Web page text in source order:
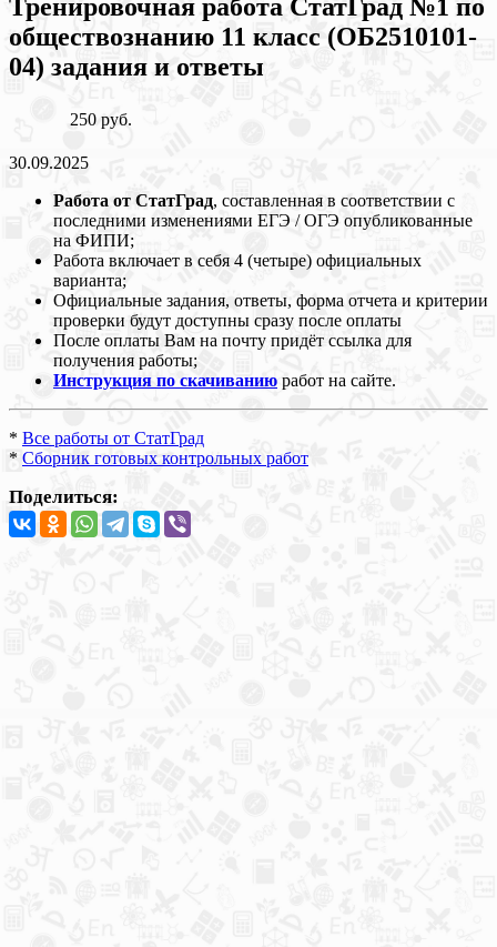
Тренировочная работа СтатГрад №1 по
обществознанию 11 класс (ОБ2510101-
04) задания и ответы
250 руб.
30.09.2025
Работа от СтатГрад, составленная в соответствии с
последними изменениями ЕГЭ / ОГЭ опубликованные
на ФИПИ;
Работа включает в себя 4 (четыре) официальных
варианта;
Официальные задания, ответы, форма отчета и критерии
проверки будут доступны сразу после оплаты
После оплаты Вам на почту придёт ссылка для
получения работы;
Инструкция по скачиванию работ на сайте.
* Все работы от СтатГрад
* Сборник готовых контрольных работ
Поделиться: